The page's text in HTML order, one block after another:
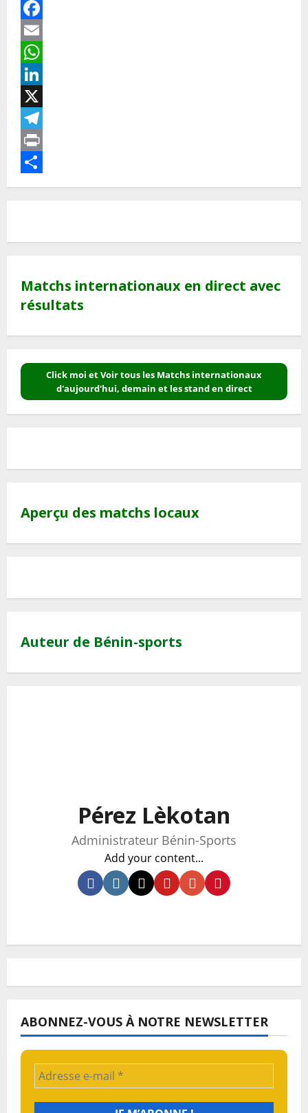
Facebook
Email
WhatsApp
LinkedIn
X
Telegram
Print
Partager
Matchs internationaux en direct avec
résultats
Click moi et Voir tous les Matchs internationaux
d'aujourd'hui, demain et les stand en direct
Aperçu des matchs locaux
Auteur de Bénin-sports
Pérez Lèkotan
Administrateur Bénin-Sports
Add your content...
ABONNEZ-VOUS À NOTRE NEWSLETTER